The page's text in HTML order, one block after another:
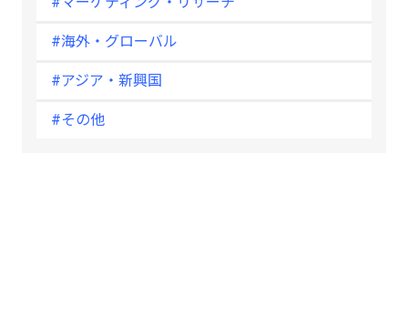
#海外・グローバル
#アジア・新興国
#その他